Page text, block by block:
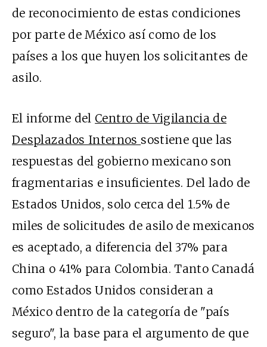
de reconocimiento de estas condiciones
por parte de México así como de los
países a los que huyen los solicitantes de
asilo.
El informe del Centro de Vigilancia de
Desplazados Internos sostiene que las
respuestas del gobierno mexicano son
fragmentarias e insuficientes. Del lado de
Estados Unidos, solo cerca del 1.5% de
miles de solicitudes de asilo de mexicanos
es aceptado, a diferencia del 37% para
China o 41% para Colombia. Tanto Canadá
como Estados Unidos consideran a
México dentro de la categoría de "país
seguro", la base para el argumento de que